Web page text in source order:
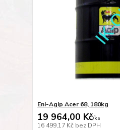
Eni-Agip Acer 68, 180kg
19 964,00 Kč/ks
16 499,17 Kč bez DPH